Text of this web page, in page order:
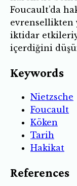
Foucault’da
evrensellikten
iktidar
içerdiğini
Keywords
Nietzsche
Foucault
Köken
Tarih
Hakikat
References